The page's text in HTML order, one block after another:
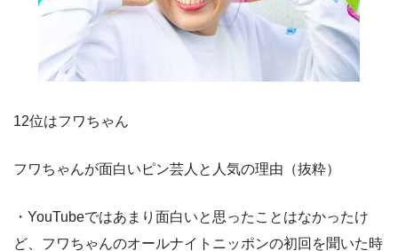
12位はフワちゃん
フワちゃんが面白いピン芸人と人気の理由（抜粋）
・YouTubeではあまり面白いと思ったことはなかったけ
ど、フワちゃんのオールナイトニッポンの初回を聞いた時